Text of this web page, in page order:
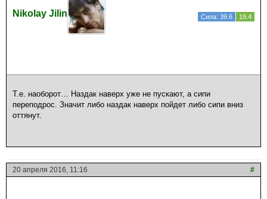
Nikolay Jilin Сила: 39.6 19.4
Т.е. наоборот… Наздак наверх уже не пускают, а сипи
переподрос. Значит либо наздак наверх пойдет либо сипи вниз
оттянут.
20 апреля 2016, 11:16 #